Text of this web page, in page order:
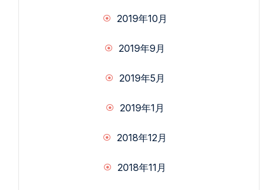
2019年10月
2019年9月
2019年5月
2019年1月
2018年12月
2018年11月